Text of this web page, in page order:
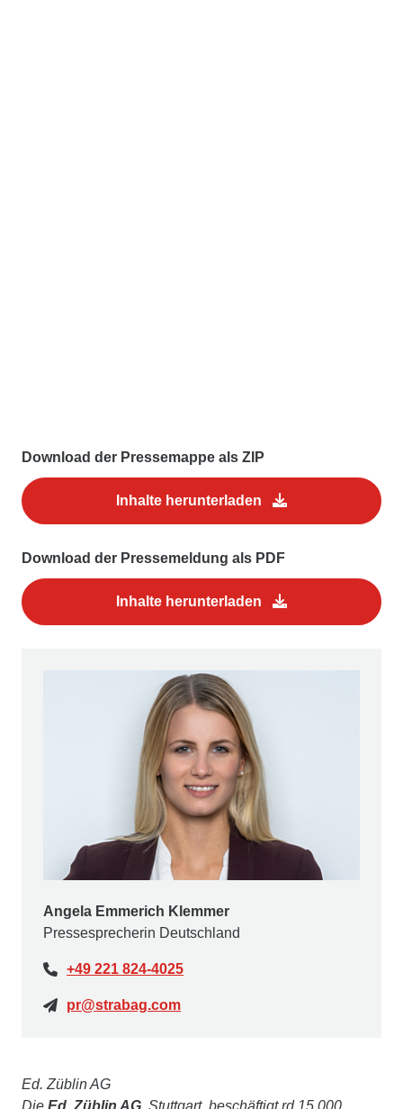
Download der Pressemappe als ZIP
Inhalte herunterladen
Download der Pressemeldung als PDF
Inhalte herunterladen
Angela Emmerich Klemmer
Pressesprecherin Deutschland
+49 221 824-4025
pr@strabag.com
Ed. Züblin AG